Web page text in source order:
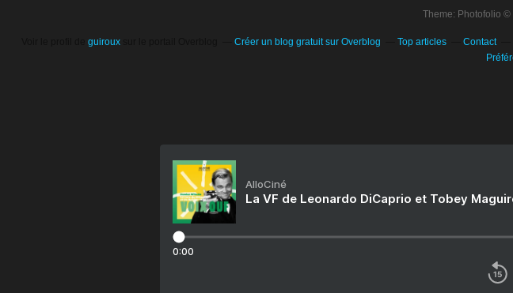
Theme: Photofolio
guirouxsur le portail Overblog Créer un blog gratuit sur Overblog Top articles Contact
AlloCiné
La VF de Leonardo DiCaprio et Tobey
0:00